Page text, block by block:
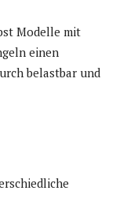
Modelle mit
einen
belastbar und